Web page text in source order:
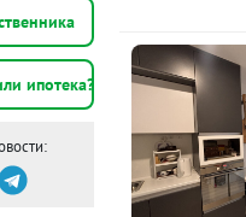
ипотека?
все
шаговой
комнату с
ID объекта
Подробнее